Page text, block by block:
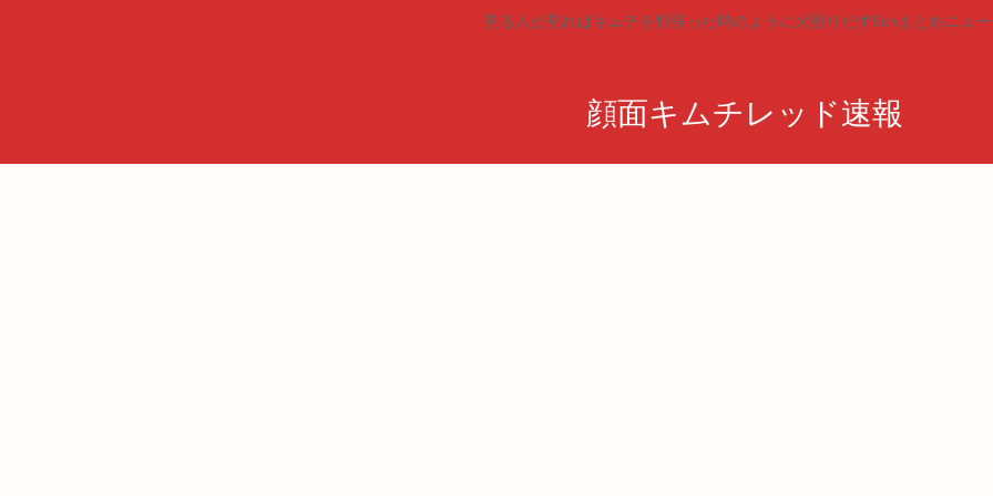
見る人が見ればキムチを頬張った時のように火照りだす5chまとめニュ
顔面キムチレッド速報